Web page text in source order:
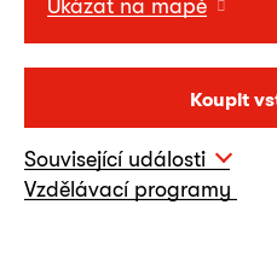
Koupit
Související události
Vzdělávací programy